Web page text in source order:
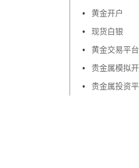
•
黄金开户
•
现货白银
•
黄金交易平台
•
贵金属模拟
•
贵金属投资